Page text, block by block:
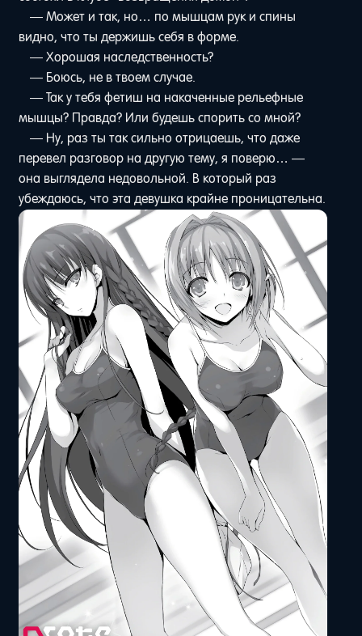
— Может и так, но… по мышцам рук и спины
видно, что ты держишь себя в форме.
— Хорошая наследственность?
— Боюсь, не в твоем случае.
— Так у тебя фетиш на накаченные рельефные
мышцы? Правда? Или будешь спорить со мной?
— Ну, раз ты так сильно отрицаешь, что даже
перевел разговор на другую тему, я поверю… —
она выглядела недовольной. В который раз
убеждаюсь, что эта девушка крайне проницательна.